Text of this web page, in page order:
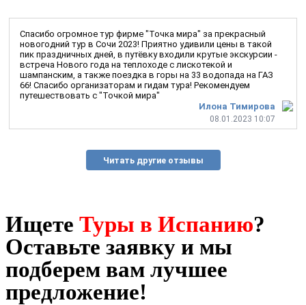
Илона Тимирова
08.01.2023 10:07
Спасибо огромное тур фирме "Точка мира" за прекрасный
новогодний тур в Сочи 2023! Приятно удивили цены в такой
пик праздничных дней, в путёвку входили крутые экскурсии -
встреча Нового года на теплоходе с лискотекой и
шампанским, а также поездка в горы на 33 водопада на ГАЗ
66! Спасибо организаторам и гидам тура! Рекомендуем
путешествовать с "Точкой мира"
Читать другие отзывы
Ищете Туры в Испанию?
Оставьте заявку и мы
подберем вам лучшее
предложение!